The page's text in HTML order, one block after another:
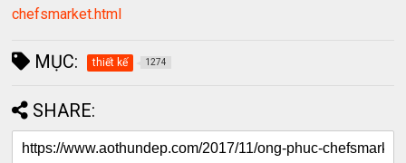
chefsmarket.html
MỤC: thiết kế 1274
SHARE: